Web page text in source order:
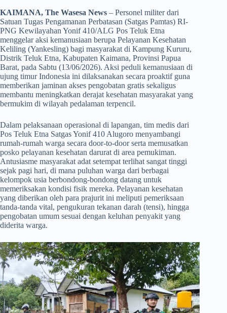
KAIMANA, The Wasesa News – Personel militer dari
Satuan Tugas Pengamanan Perbatasan (Satgas Pamtas) RI-
PNG Kewilayahan Yonif 410/ALG Pos Teluk Etna
menggelar aksi kemanusiaan berupa Pelayanan Kesehatan
Keliling (Yankesling) bagi masyarakat di Kampung Kururu,
Distrik Teluk Etna, Kabupaten Kaimana, Provinsi Papua
Barat, pada Sabtu (13/06/2026). Aksi peduli kemanusiaan di
ujung timur Indonesia ini dilaksanakan secara proaktif guna
memberikan jaminan akses pengobatan gratis sekaligus
membantu meningkatkan derajat kesehatan masyarakat yang
bermukim di wilayah pedalaman terpencil.
​Dalam pelaksanaan operasional di lapangan, tim medis dari
Pos Teluk Etna Satgas Yonif 410 Alugoro menyambangi
rumah-rumah warga secara door-to-door serta memusatkan
posko pelayanan kesehatan darurat di area pemukiman.
Antusiasme masyarakat adat setempat terlihat sangat tinggi
sejak pagi hari, di mana puluhan warga dari berbagai
kelompok usia berbondong-bondong datang untuk
memeriksakan kondisi fisik mereka. Pelayanan kesehatan
yang diberikan oleh para prajurit ini meliputi pemeriksaan
tanda-tanda vital, pengukuran tekanan darah (tensi), hingga
pengobatan umum sesuai dengan keluhan penyakit yang
diderita warga.